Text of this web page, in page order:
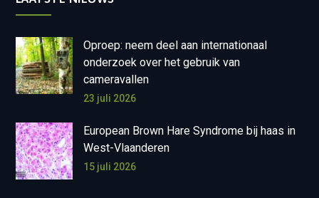
Oproep: neem deel aan internationaal
onderzoek over het gebruik van
cameravallen
23 juli 2026
European Brown Hare Syndrome bij haas in
West-Vlaanderen
15 juli 2026